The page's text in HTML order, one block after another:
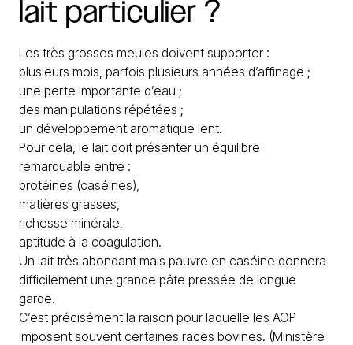
lait particulier ?
Les très grosses meules doivent supporter :
plusieurs mois, parfois plusieurs années d’affinage ;
une perte importante d’eau ;
des manipulations répétées ;
un développement aromatique lent.
Pour cela, le lait doit présenter un équilibre
remarquable entre :
protéines (caséines),
matières grasses,
richesse minérale,
aptitude à la coagulation.
Un lait très abondant mais pauvre en caséine donnera
difficilement une grande pâte pressée de longue
garde.
C’est précisément la raison pour laquelle les AOP
imposent souvent certaines races bovines. (Ministère